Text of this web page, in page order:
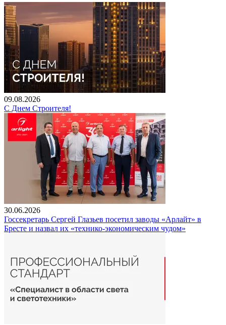
09.08.2026
С Днем Строителя!
30.06.2026
Госсекретарь Сергей Глазьев посетил заводы «Арлайт» в
Бресте и назвал их «технико-экономическим чудом»